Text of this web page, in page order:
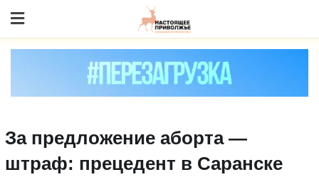
to content
За предложение аборта —
штраф: прецедент в Саранске